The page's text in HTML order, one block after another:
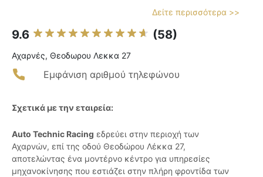
Δείτε περισσότερα >>
9.6 (58)
Αχαρνές, Θεοδωρου Λεκκα 27
Εμφάνιση αριθμού τηλεφώνου
Σχετικά με την εταιρεία:
Auto Technic Racing εδρεύει στην περιοχή των
Αχαρνών, επί της οδού Θεοδώρου Λέκκα 27,
αποτελώντας ένα μοντέρνο κέντρο για υπηρεσίες
μηχανοκίνησης που εστιάζει στην πλήρη φροντίδα των